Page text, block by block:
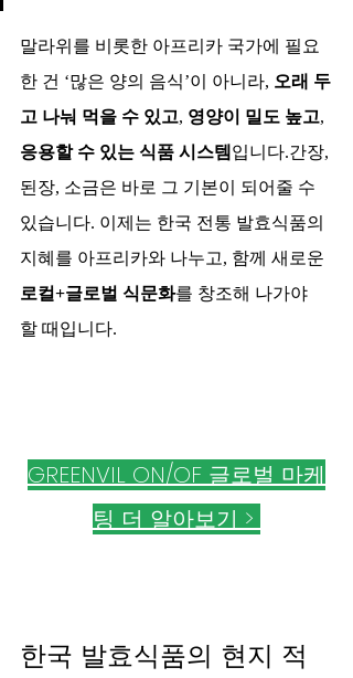
말라위를 비롯한 아프리카 국가에 필요
한 건 ‘많은 양의 음식’이 아니라, 오래 두
고 나눠 먹을 수 있고, 영양이 밀도 높고,
응용할 수 있는 식품 시스템 입니다.간장,
된장, 소금은 바로 그 기본이 되어줄 수
있습니다. 이제는 한국 전통 발효식품의
지혜를 아프리카와 나누고, 함께 새로운
로컬+글로벌 식문화를 창조해 나가야
할 때입니다.
GREENVIL ON/OF 글로벌 마케
팅 더 알아보기 >
한국 발효식품의 현지 적